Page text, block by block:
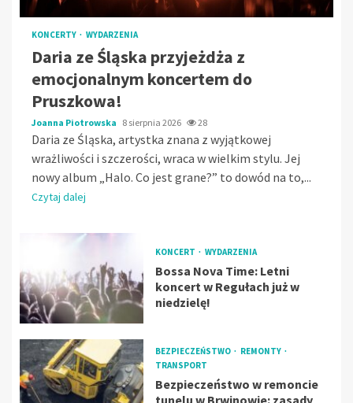
KONCERTY WYDARZENIA
Daria ze Śląska przyjeżdża z
emocjonalnym koncertem do
Pruszkowa!
Joanna Piotrowska 8 sierpnia 2026 28
Daria ze Śląska, artystka znana z wyjątkowej
wrażliwości i szczerości, wraca w wielkim stylu. Jej
nowy album „Halo. Co jest grane?” to dowód na to,...
Czytaj dalej
KONCERT WYDARZENIA
Bossa Nova Time: Letni
koncert w Regułach już w
niedzielę!
BEZPIECZEŃSTWO
REMONTY
TRANSPORT
Bezpieczeństwo w remoncie
tunelu w Brwinowie: zasady